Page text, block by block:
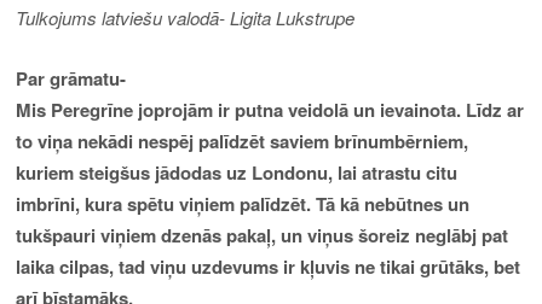
Tulkojums latviešu valodā- Ligita Lukstrupe
Par grāmatu-
Mis Peregrīne joprojām ir putna veidolā un ievainota. Līdz ar
to viņa nekādi nespēj palīdzēt saviem brīnumbērniem,
kuriem steigšus jādodas uz Londonu, lai atrastu citu
imbrīni, kura spētu viņiem palīdzēt. Tā kā nebūtnes un
tukšpauri viņiem dzenās pakaļ, un viņus šoreiz neglābj pat
laika cilpas, tad viņu uzdevums ir kļuvis ne tikai grūtāks, bet
arī bīstamāks.